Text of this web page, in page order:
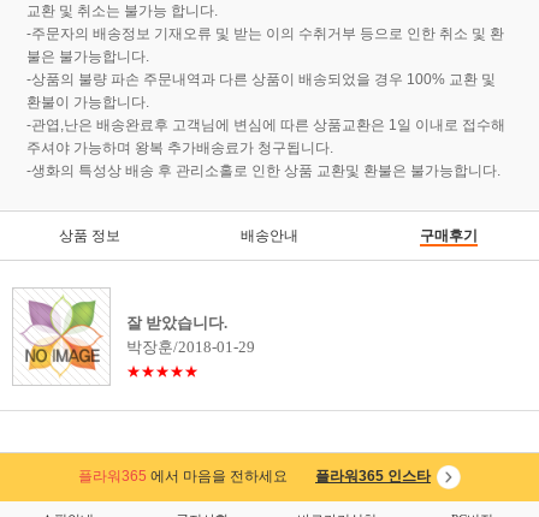
교환 및 취소는 불가능 합니다.
-주문자의 배송정보 기재오류 및 받는 이의 수취거부 등으로 인한 취소 및 환
불은 불가능합니다.
-상품의 불량 파손 주문내역과 다른 상품이 배송되었을 경우 100% 교환 및
환불이 가능합니다.
-관엽,난은 배송완료후 고객님에 변심에 따른 상품교환은 1일 이내로 접수해
주셔야 가능하며 왕복 추가배송료가 청구됩니다.
-생화의 특성상 배송 후 관리소홀로 인한 상품 교환및 환불은 불가능합니다.
상품 정보 배송안내 구매후기
잘 받았습니다.
박장훈/2018-01-29
★★★★★
플라워365 에서 마음을 전하세요 플라워365 인스타